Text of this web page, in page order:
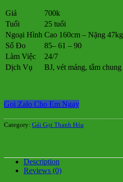
Giá
700k
Tuổi
25 tuổi
Ngoại Hình Cao 160cm – Nặng 47kg
Số Đo
85– 61 – 90
Làm Việc
24/7
Dịch Vụ
BJ, vét máng, tắm chung
Gọi Zalo Cho Em Ngay
Category: Gái Gọi Thanh Hóa
Description
Reviews (0)